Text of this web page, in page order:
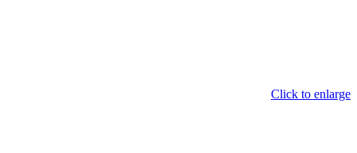
Click to enlarge